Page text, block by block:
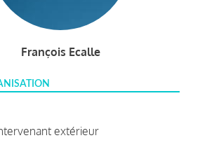
François Ecalle
extérieur